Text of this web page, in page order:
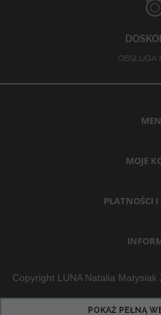
OBSŁUGA
MOJE
PŁATNOŚCI
Copyright LUNA Natalia
POKAŻ PEŁNĄ